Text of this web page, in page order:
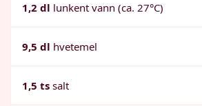
1,2 dl lunkent vann (ca. 27°C)
9,5 dl hvetemel
1,5 ts salt